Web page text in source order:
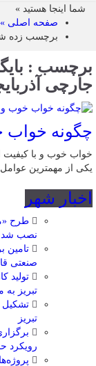
شما اینجا هستید »
صفحه اصلی »
برچسب زده
برچسب :
جارچی
چگونه خواب
خواب خوب و با کیفیت
یکی از مهمترین
اخبار شهر
طرح
نصب شد
تامین
صنعتی
تولید
تبریز به مرز ۱۰۰ هزار تن
تشکیل
تبریز
رویکرد